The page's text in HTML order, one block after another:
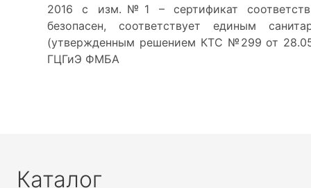
2016 с изм.№1 – сертификат
безопасен, соответствует единым
(утвержденным решением КТС №299 от
ГЦГиЭ ФМБА
Каталог